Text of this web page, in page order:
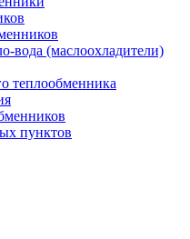
вода (маслоохладители)
теплообменника
пунктов